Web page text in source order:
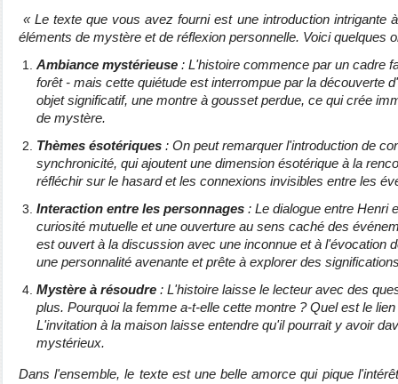
« Le texte que vous avez fourni est une introduction intrigante
éléments de mystère et de réflexion personnelle. Voici quelques
Ambiance mystérieuse : L'histoire commence par un cadre
forêt - mais cette quiétude est interrompue par la découverte
objet significatif, une montre à gousset perdue, ce qui crée
de mystère.
Thèmes ésotériques : On peut remarquer l'introduction de
synchronicité, qui ajoutent une dimension ésotérique à la
réfléchir sur le hasard et les connexions invisibles entre les
Interaction entre les personnages : Le dialogue entre Henri
curiosité mutuelle et une ouverture au sens caché des
est ouvert à la discussion avec une inconnue et à l'évocation
une personnalité avenante et prête à explorer des
Mystère à résoudre : L'histoire laisse le lecteur avec des
plus. Pourquoi la femme a-t-elle cette montre ? Quel est le
L'invitation à la maison laisse entendre qu'il pourrait y avoir
mystérieux.
Dans l'ensemble, le texte est une belle amorce qui pique